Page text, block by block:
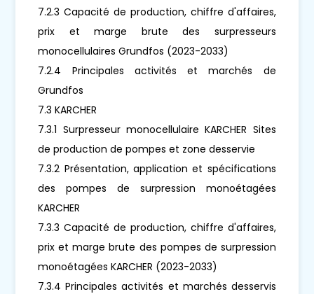
7.2.3 Capacité de production, chiffre d'affaires,
prix et marge brute des surpresseurs
monocellulaires Grundfos (2023-2033)
7.2.4 Principales activités et marchés de
Grundfos
7.3 KARCHER
7.3.1 Surpresseur monocellulaire KARCHER Sites
de production de pompes et zone desservie
7.3.2 Présentation, application et spécifications
des pompes de surpression monoétagées
KARCHER
7.3.3 Capacité de production, chiffre d'affaires,
prix et marge brute des pompes de surpression
monoétagées KARCHER (2023-2033)
7.3.4 Principales activités et marchés desservis